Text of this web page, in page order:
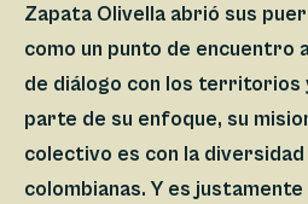
Zapata Olivella abrió sus
como un punto de encuentro
de diálogo con los territorios
parte de su enfoque, su
colectivo es con la
colombianas. Y es